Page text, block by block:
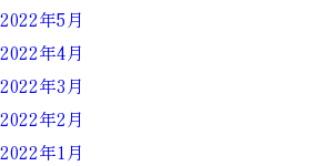
2022年5月
2022年4月
2022年3月
2022年2月
2022年1月